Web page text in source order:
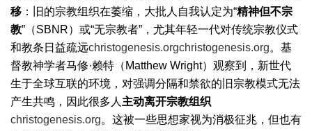
移 ：旧的宗教组织在萎缩，大批人自我认定为“精神但不宗
教”（SBNR）或“无宗教者”，尤其年轻一代对传统宗教仪式
和教条日益疏远christogenesis.orgchristogenesis.org。基
督教神学者马修·赖特（Matthew Wright）观察到，新世代
生于全球互联的环境，对强调分隔和禁欲的旧宗教模式无法
产生共鸣，因此很多人 主动离开宗教组织
christogenesis.org。这被一些思想家视为消极征兆，但也有